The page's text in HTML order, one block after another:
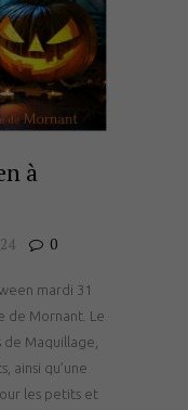
à
0
mardi 31
de Mornant. Le
de Maquillage,
ainsi qu’une
les petits et